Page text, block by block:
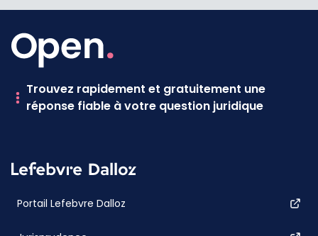
Trouvez rapidement et gratuitement une
réponse fiable à votre question juridique
Portail Lefebvre Dalloz